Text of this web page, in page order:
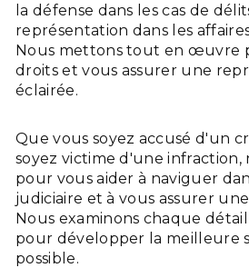
la défense dans les cas de
représentation dans les
Nous mettons tout en œuvre
droits et vous assurer une
éclairée.
Que vous soyez accusé d'un
soyez victime d'une infraction,
pour vous aider à naviguer
judiciaire et à vous assurer
Nous examinons chaque
pour développer la meilleure
possible.